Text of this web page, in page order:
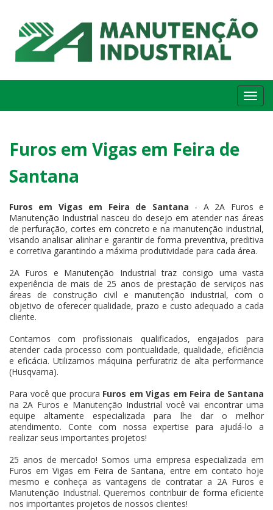
Furos em Vigas em Feira de
Santana
Furos em Vigas em Feira de Santana - A 2A Furos e
Manutenção Industrial nasceu do desejo em atender nas áreas
de perfuração, cortes em concreto e na manutenção industrial,
visando analisar alinhar e garantir de forma preventiva, preditiva
e corretiva garantindo a máxima produtividade para cada área.
2A Furos e Manutenção Industrial traz consigo uma vasta
experiência de mais de 25 anos de prestação de serviços nas
áreas de construção civil e manutenção industrial, com o
objetivo de oferecer qualidade, prazo e custo adequado a cada
cliente.
Contamos com profissionais qualificados, engajados para
atender cada processo com pontualidade, qualidade, eficiência
e eficácia. Utilizamos máquina perfuratriz de alta performance
(Husqvarna).
Para você que procura Furos em Vigas em Feira de Santana
na 2A Furos e Manutenção Industrial você vai encontrar uma
equipe altamente especializada para lhe dar o melhor
atendimento. Conte com nossa expertise para ajudá-lo a
realizar seus importantes projetos!
25 anos de mercado! Somos uma empresa especializada em
Furos em Vigas em Feira de Santana, entre em contato hoje
mesmo e conheça as vantagens de contratar a 2A Furos e
Manutenção Industrial. Queremos contribuir de forma eficiente
nos importantes projetos de nossos clientes!